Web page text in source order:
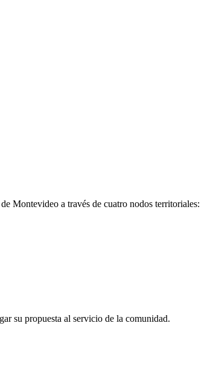
Montevideo a través de cuatro nodos territoriales:
su propuesta al servicio de la comunidad.